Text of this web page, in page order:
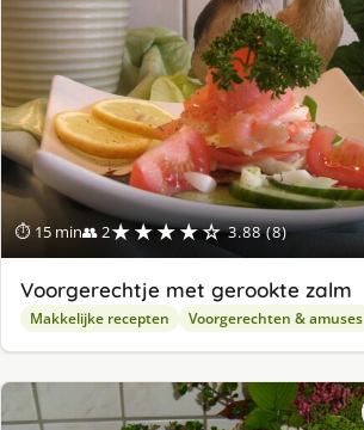
⏱ 15 min👥 2★★★★☆ 3.88 (8)
Voorgerechtje met gerookte zalm
Makkelijke recepten Voorgerechten & amuses